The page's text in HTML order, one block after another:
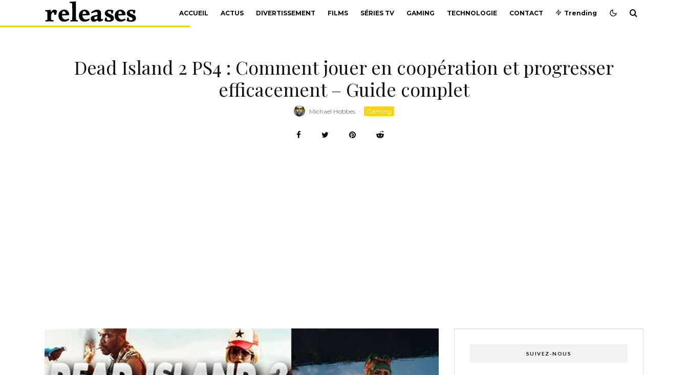
ACCUEIL ACTUS DIVERTISSEMENT FILMS SÉRIES TV GAMING TECHNOLOGIE CONTACT Trending
Dead Island 2 PS4 : Comment jouer en coopération et progresser
efficacement – Guide complet
Michael Hobbes · Gaming
SUIVEZ-NOUS